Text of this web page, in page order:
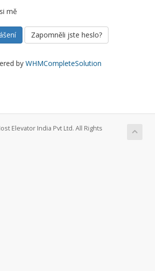
mě
Zapomněli jste heslo?
by WHMCompleteSolution
Elevator India Pvt Ltd. All Rights